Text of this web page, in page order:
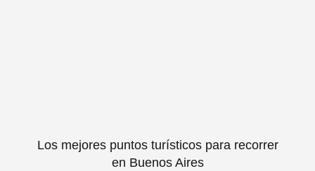
Los mejores puntos turísticos para recorrer
en Buenos Aires